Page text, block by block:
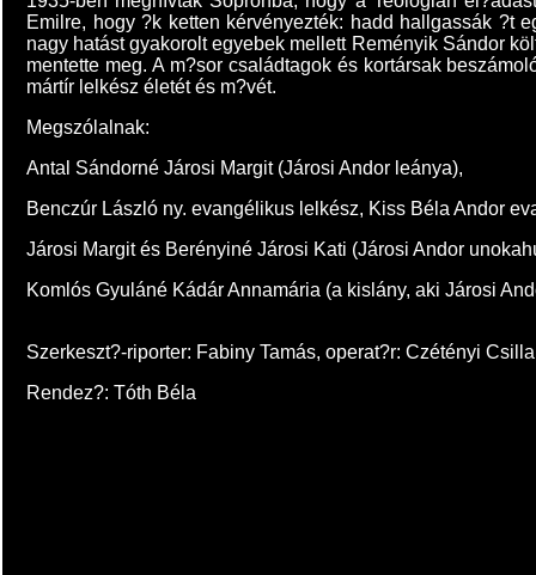
Emilre, hogy ?k ketten kérvényezték: hadd hallgassák ?t
nagy hatást gyakorolt egyebek mellett Reményik Sándor
mentette meg. A m?sor családtagok és kortársak
mártír lelkész életét és m?vét.
Megszólalnak:
Antal Sándorné Járosi Margit (Járosi Andor leánya),
Benczúr László ny. evangélikus lelkész, Kiss Béla Andor
Járosi Margit és Berényiné Járosi Kati (Járosi Andor
Komlós Gyuláné Kádár Annamária (a kislány, aki Járosi
Szerkeszt?-riporter: Fabiny Tamás, operat?r: Czétényi
Rendez?: Tóth Béla